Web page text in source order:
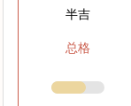
半吉
总格